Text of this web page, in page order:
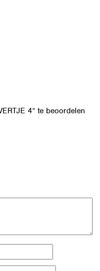
4” te beoordelen